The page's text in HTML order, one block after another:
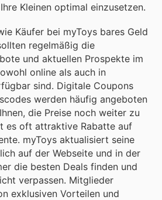
Kleinen optimal einzusetzen.
Käufer bei myToys bares Geld
regelmäßig die
und aktuellen Prospekte im
online als auch in
sind. Digitale Coupons
werden häufig angeboten
die Preise noch weiter zu
es oft attraktive Rabatte auf
myToys aktualisiert seine
auf der Webseite und in der
die besten Deals finden und
verpassen. Mitglieder
exklusiven Vorteilen und